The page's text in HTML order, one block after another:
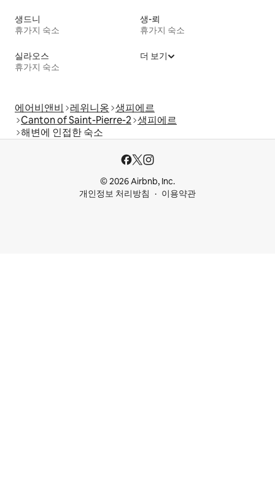
생드니
휴가지 숙소
생-뢰
휴가지 숙소
실라오스
휴가지 숙소
더 보기
에어비앤비 레위니옹 생피에르
Canton of Saint-Pierre-2 생피에르
해변에 인접한 숙소
© 2026 Airbnb, Inc.
개인정보 처리방침
이용약관